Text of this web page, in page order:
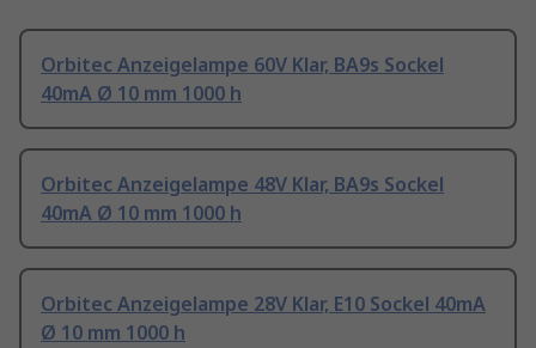
Orbitec Anzeigelampe 60V Klar, BA9s Sockel
40mA Ø 10 mm 1000 h
Orbitec Anzeigelampe 48V Klar, BA9s Sockel
40mA Ø 10 mm 1000 h
Orbitec Anzeigelampe 28V Klar, E10 Sockel 40mA
Ø 10 mm 1000 h